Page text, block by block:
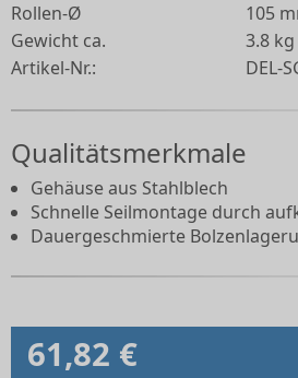
Rollen-Ø
105
Gewicht ca.
3.8 kg
Artikel-Nr.:
DEL-
Qualitätsmerkmale
Gehäuse aus Stahlblech
Schnelle Seilmontage durch
Dauergeschmierte
61,82 €